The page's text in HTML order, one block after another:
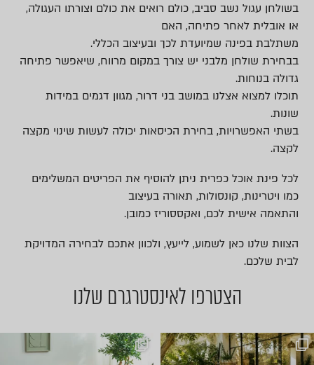
בשולחן עגול נשב סביב, כולם רואים את כולם וצורתו העגולה,
או אובלית לאחר פתיחה, האם
משתלבת בפינה שמיועדת לכך ובעיצוב הכללי.
בבחירת שולחן מלבני יש צורך במקום מרווח, שיאפשר פתיחה
גדולה בנוחות.
תוכלו למצוא אצלנו במושב בני דרור, מגוון דגמים במידות
שונות.
בשתי האפשרויות, בחירת הכיסאות יכולה לעשות שינוי מקצה
לקצה.
לכל פינת אוכל כפרית ניתן להוסיף את הפריטים המשלימים
כמו ויטרינות, קונסולות, תאורה בעיצוב
והתאמה אישית לכם, ואקססוריז כמובן.
הצוות שלנו כאן לשמוע, לייעץ, ולכוון אתכם לבחירה המדויקת
לבית שלכם.
הצטרפו לאינסטרגרם שלנו
ועכשיו הגיע הזמן לשולחן הסל